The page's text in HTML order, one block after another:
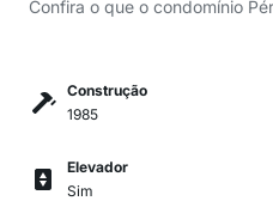
Confira o que o condomínio
Construção
1985
Elevador
Sim